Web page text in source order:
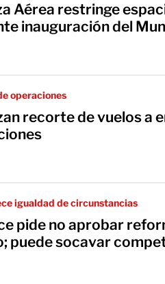
Aérea restringe
inauguración del
operaciones
recorte de vuelos a
igualdad de circunstancias
pide no aprobar
puede socavar